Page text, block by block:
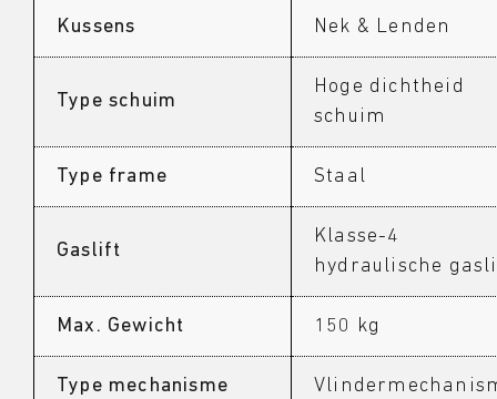
Kussens Nek & Lenden
Type schuim
Hoge dichtheid
schuim
Type frame Staal
Gaslift
Klasse-4
hydraulische
Max. Gewicht 150 kg
Type mechanisme